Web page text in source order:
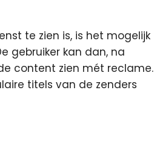
te zien is, is het mogelijk
gebruiker kan dan, na
content zien mét reclame.
titels van de zenders